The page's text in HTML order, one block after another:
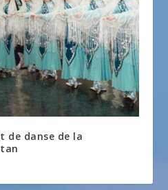
de danse de la